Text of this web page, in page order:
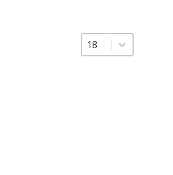
Sélectionnez un
18
Sélectionnez un